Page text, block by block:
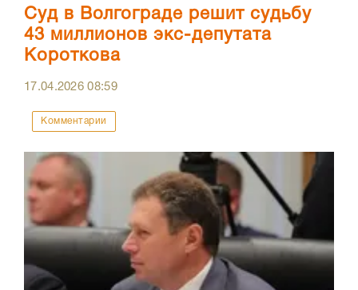
Суд в Волгограде решит судьбу
43 миллионов экс-депутата
Короткова
17.04.202608:59
Комментарии